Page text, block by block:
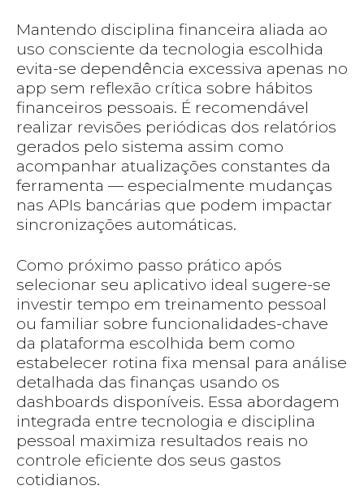
Mantendo disciplina financeira aliada ao
uso consciente da tecnologia escolhida
evita-se dependência excessiva apenas no
app sem reflexão crítica sobre hábitos
financeiros pessoais. É recomendável
realizar revisões periódicas dos relatórios
gerados pelo sistema assim como
acompanhar atualizações constantes da
ferramenta — especialmente mudanças
nas APIs bancárias que podem impactar
sincronizações automáticas.
Como próximo passo prático após
selecionar seu aplicativo ideal sugere-se
investir tempo em treinamento pessoal
ou familiar sobre funcionalidades-chave
da plataforma escolhida bem como
estabelecer rotina fixa mensal para análise
detalhada das finanças usando os
dashboards disponíveis. Essa abordagem
integrada entre tecnologia e disciplina
pessoal maximiza resultados reais no
controle eficiente dos seus gastos
cotidianos.